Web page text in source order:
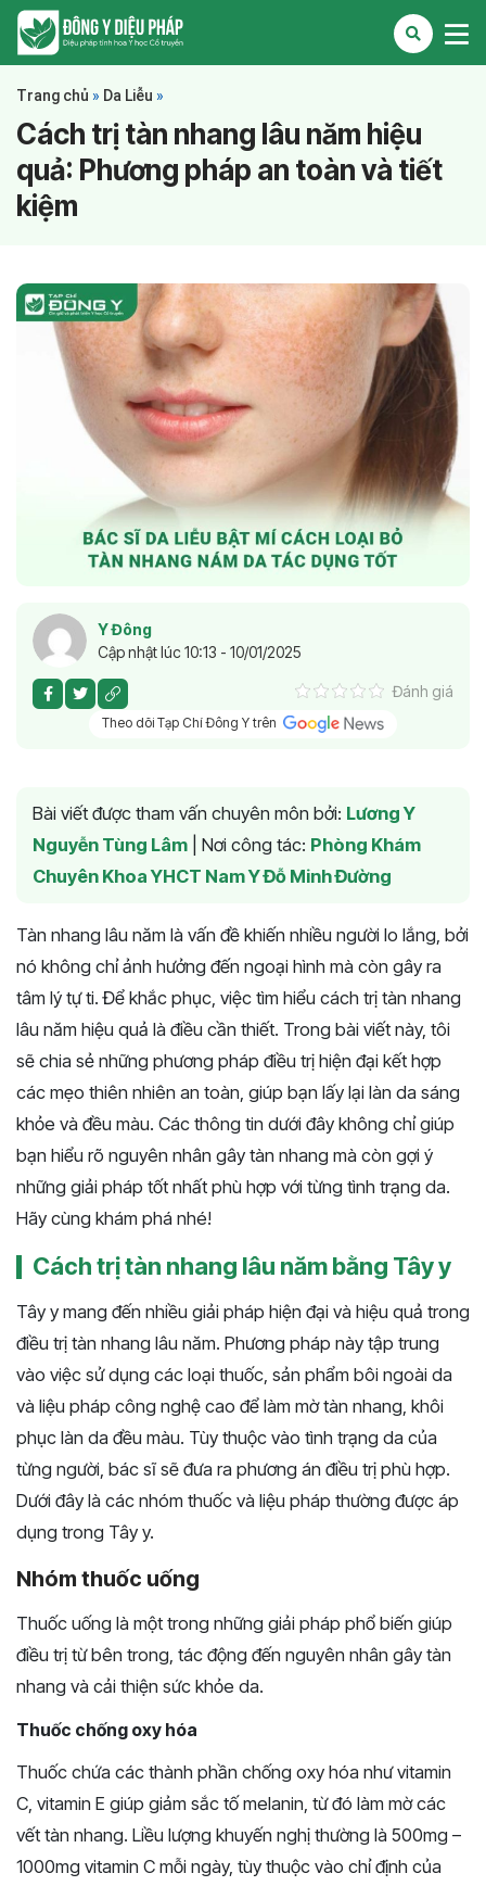
Trang chủ » Da Liễu »
Cách trị tàn nhang lâu năm hiệu
quả: Phương pháp an toàn và tiết
kiệm
Y Đông
Cập nhật lúc 10:13 - 10/01/2025
Đánh giá
Theo dõi Tạp Chí Đông Y trên
Bài viết được tham vấn chuyên môn bởi: Lương Y
Nguyễn Tùng Lâm
Nơi công tác: Phòng Khám
Chuyên Khoa YHCT Nam Y Đỗ Minh Đường
Tàn nhang lâu năm là vấn đề khiến nhiều người lo lắng, bởi
nó không chỉ ảnh hưởng đến ngoại hình mà còn gây ra
tâm lý tự ti. Để khắc phục, việc tìm hiểu cách trị tàn nhang
lâu năm hiệu quả là điều cần thiết. Trong bài viết này, tôi
sẽ chia sẻ những phương pháp điều trị hiện đại kết hợp
các mẹo thiên nhiên an toàn, giúp bạn lấy lại làn da sáng
khỏe và đều màu. Các thông tin dưới đây không chỉ giúp
bạn hiểu rõ nguyên nhân gây tàn nhang mà còn gợi ý
những giải pháp tốt nhất phù hợp với từng tình trạng da.
Hãy cùng khám phá nhé!
Cách trị tàn nhang lâu năm bằng Tây y
Tây y mang đến nhiều giải pháp hiện đại và hiệu quả trong
điều trị tàn nhang lâu năm. Phương pháp này tập trung
vào việc sử dụng các loại thuốc, sản phẩm bôi ngoài da
và liệu pháp công nghệ cao để làm mờ tàn nhang, khôi
phục làn da đều màu. Tùy thuộc vào tình trạng da của
từng người, bác sĩ sẽ đưa ra phương án điều trị phù hợp.
Dưới đây là các nhóm thuốc và liệu pháp thường được áp
dụng trong Tây y.
Nhóm thuốc uống
Thuốc uống là một trong những giải pháp phổ biến giúp
điều trị từ bên trong, tác động đến nguyên nhân gây tàn
nhang và cải thiện sức khỏe da.
Thuốc chống oxy hóa
Thuốc chứa các thành phần chống oxy hóa như vitamin
C, vitamin E giúp giảm sắc tố melanin, từ đó làm mờ các
vết tàn nhang. Liều lượng khuyến nghị thường là 500mg –
1000mg vitamin C mỗi ngày, tùy thuộc vào chỉ định của